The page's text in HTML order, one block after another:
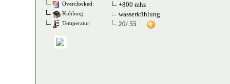
Overclocked: +800 mhz
Kühlung: wasserkühlung
Temperatur: 20/ 55